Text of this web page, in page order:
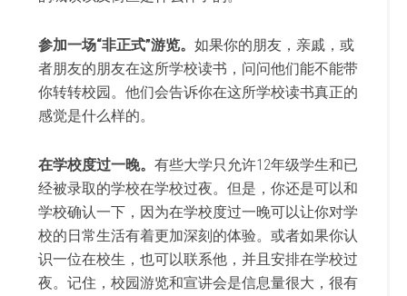
参加一场“非正式”游览。如果你的朋友， 亲戚，或
者朋友的朋友在这所学校读书，问问他们能不能带
你转转校园。他们会告诉你在这所学校读书真正的
感觉是什么样的。
在学校度过一晚。有些大学只允许12年级学生和已
经被录取的学校在学校过夜。但是，你还是可以和
学校确认一下，因为在学校度过一晚可以让你对学
校的日常生活有着更加深刻的体验。或者如果你认
识一位在校生，也可以联系他，并且安排在学校过
夜。记住，校园游览和宣讲会是信息量很大，很有